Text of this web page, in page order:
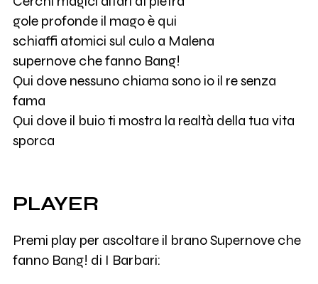
gole profonde il mago è qui
schiaffi atomici sul culo a Malena
supernove che fanno Bang!
Qui dove nessuno chiama sono io il re senza
fama
Qui dove il buio ti mostra la realtà della tua vita
sporca
PLAYER
Premi play per ascoltare il brano Supernove che
fanno Bang! di I Barbari: